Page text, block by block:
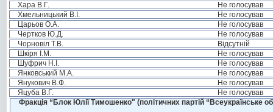
Хара В.Г.
Не голосував
Хмельницький В.І.
Не голосував
Царьов О.А.
Не голосував
Чертков Ю.Д.
Не голосував
Чорновіл Т.В.
Відсутній
Шкіря І.М.
Не голосував
Шуфрич Н.І.
Не голосував
Янковський М.А.
Не голосував
Янукович В.Ф.
Не голосував
Яцуба В.Г.
Не голосував
Фракція “Блок Юлії Тимошенко" (політичних партій “Всеукраїнське